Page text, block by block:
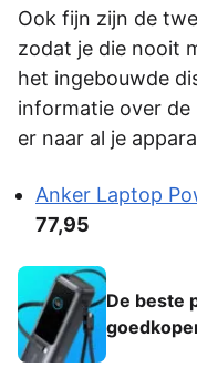
Ook fijn zijn de
zodat je die nooit
het ingebouwde
informatie over de
er naar al je
Anker Laptop
77,95
De beste